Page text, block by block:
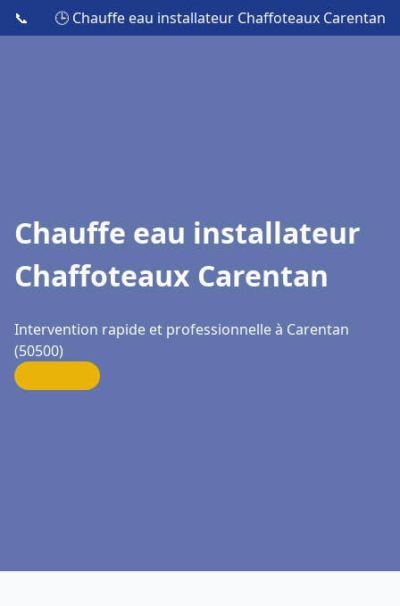
📞 🕒 Chauffe eau installateur Chaffoteaux Carentan
Chauffe eau installateur
Chaffoteaux Carentan
Intervention rapide et professionnelle à Carentan
(50500)